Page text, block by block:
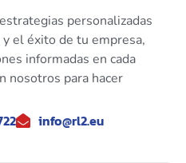
personalizadas
el éxito de tu empresa,
informadas en cada
nosotros para hacer
info@rl2.eu